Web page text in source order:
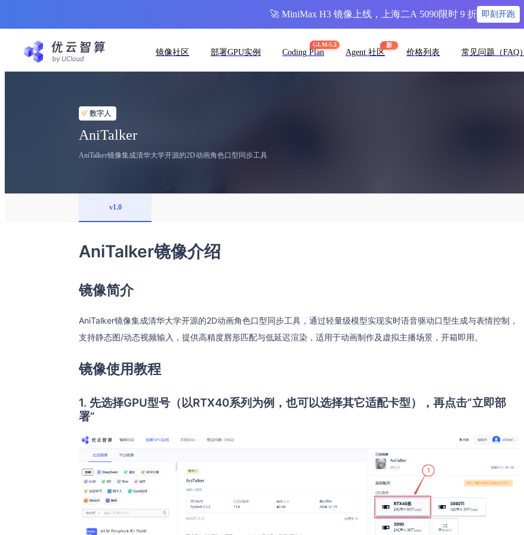
镜像社区 部署GPU实例
GLM-5.2
Coding Plan
新
Agent 社区 价格列表 常见问题（FAQ）
数字人
AniTalker
AniTalker镜像集成清华大学开源的2D动画角色口型同步工具
v1.0
AniTalker镜像介绍
镜像简介
AniTalker镜像集成清华大学开源的2D动画角色口型同步工具，通过轻量级模型实现实时语音驱动口型生成与表情控制，
支持静态图/动态视频输入，提供高精度唇形匹配与低延迟渲染，适用于动画制作及虚拟主播场景，开箱即用。
镜像使用教程
1. 先选择GPU型号（以RTX40系列为例，也可以选择其它适配卡型），再点击“立即部
署”
🚀 MiniMax H3 镜像上线，上海二A 5090限时 9 折 即刻开跑